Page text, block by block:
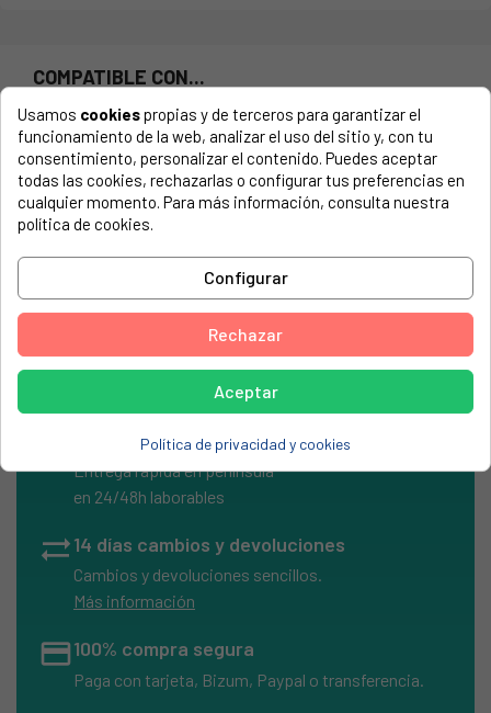
COMPATIBLE CON...
El número de modelo lo encontrarás en la etiqueta de tu
electrodoméstico. Suele estar formado por números y
letras.
PHILIPS, HQ9140
Envíos Express
Entrega rápida en península
en 24/48h laborables
sync_alt14 días cambios y devoluciones
Cambios y devoluciones sencillos.
Más información
credit_card100% compra segura
Paga con tarjeta, Bizum, Paypal o transferencia.
Usamos cookiespropias y de terceros para garantizar el
funcionamiento de la web, analizar el uso del sitio y, con tu
consentimiento, personalizar el contenido. Puedes aceptar
todas las cookies, rechazarlas o configurar tus preferencias en
cualquier momento. Para más información, consulta nuestra
política de cookies.
Configurar
Rechazar
Aceptar
Política de privacidad y cookies